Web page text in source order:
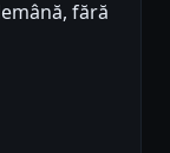
fără